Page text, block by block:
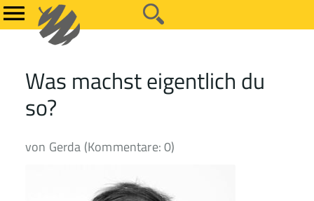
Was machst eigentlich du
so?
von Gerda (Kommentare: 0)